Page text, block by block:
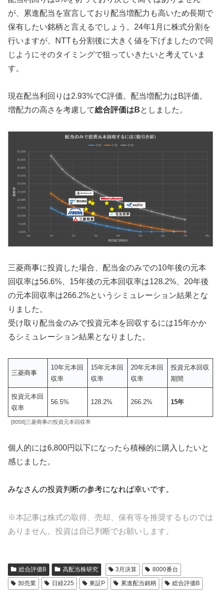
が、累進配当を宣言しており配当増配力も高いため長期で
保有したい銘柄と言えるでしょう。24年1月に株式分割を
行いますが、NTTも分割後に大きく値を下げましたので同
じようにそのタイミングで狙っていきたいと考えていま
す。
現在配当利回りは2.93%でC評価。配当増配力はB評価。
増配力の高さを考慮して総合評価はBとしました。
三菱商事に投資した場合、配当金のみでの10年後の元本
回収率は56.6%、15年後の元本回収率は128.2%、20年後
の元本回収率は266.2%というシミュレーション結果とな
りました。
受け取り配当金のみで投資元本を回収するには15年かか
るシミュレーション結果となりました。
三菱商事
10年元本回
収率
15年元本回
収率
20年元本回
収率
投資元本回収
期間
投資元本回
収率
56.5% 128.2% 266.2% 15年
[8058]三菱商事の投資元本回収率
個人的には6,800円以下になったら積極的に購入したいと
感じました。
みなさんの投資判断の参考になれば幸いです。
※本記事は株式の取得、売却、保有等を推奨するものでは
ありません。投資は自己判断でお願いします。
総合評価B 高配当株研究 3月決算
8000番台
卸売業
日経225 東証P 累進配当銘柄 総合評価B